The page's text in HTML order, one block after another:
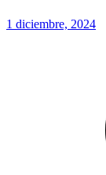
1 diciembre, 2024